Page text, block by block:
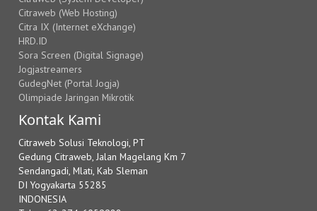
Citraweb (Web Hosting)
Citra IX (Internet eXchange)
HRD.ID
Sora Screen (Digital Signage)
Jogjastreamers
GudegNet (Portal Jogja)
Olimpiade Jaringan Mikrotik
Kontak Kami
Citraweb Solusi Teknologi, PT
Gedung Citraweb, Jalan Magelang Km 7
Sendangadi, Mlati, Kab Sleman
DI Yogyakarta 55285
INDONESIA